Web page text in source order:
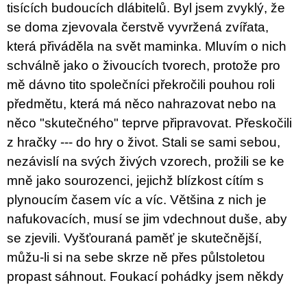
tisících budoucích dlábitelů. Byl jsem zvyklý, že
se doma zjevovala čerstvě vyvržená zvířata,
která přiváděla na svět maminka. Mluvím o nich
schválně jako o živoucích tvorech, protože pro
mě dávno tito společníci překročili pouhou roli
předmětu, která má něco nahrazovat nebo na
něco "skutečného" teprve připravovat. Přeskočili
z hračky --- do hry o život. Stali se sami sebou,
nezávislí na svých živých vzorech, prožili se ke
mně jako sourozenci, jejichž blízkost cítím s
plynoucím časem víc a víc. Většina z nich je
nafukovacích, musí se jim vdechnout duše, aby
se zjevili. Vyšťouraná paměť je skutečnější,
můžu-li si na sebe skrze ně přes půlstoletou
propast sáhnout. Foukací pohádky jsem někdy